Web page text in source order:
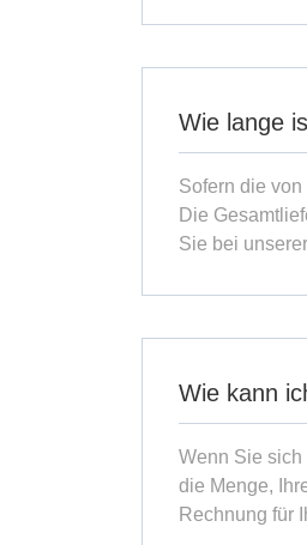
Wie lange
Sofern die
Die
Sie bei
Wie kann
Wenn Sie sich
die Menge,
Rechnung für